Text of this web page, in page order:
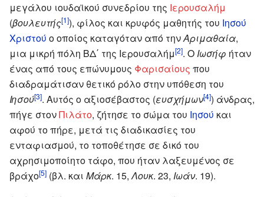
μεγάλου ιουδαϊκού συνεδρίου της Ιερουσαλήμ
(βουλευτής[1]), φίλος και κρυφός μαθητής του Ιησού
Χριστού ο οποίος καταγόταν από τηνΑριμαθαία,
μια μικρή πόλη ΒΔ΄ της Ιερουσαλήμ[2]. Ο Ιωσήφ ήταν
ένας από τους επώνυμους Φαρισαίους που
διαδραμάτισαν θετικό ρόλο στην υπόθεση του
Ιησού[3]. Αυτός ο αξιοσέβαστος (ευσχήμων[4]) άνδρας,
πήγε στονΠιλάτο, ζήτησε το σώμα του Ιησού και
αφού το πήρε, μετά τις διαδικασίες του
ενταφιασμού, το τοποθέτησε σε δικό του
αχρησιμοποίητο τάφο, που ήταν λαξευμένος σε
βράχο[5] (βλ. και Μάρκ. 15,Λουκ. 23, Ιωάν. 19).